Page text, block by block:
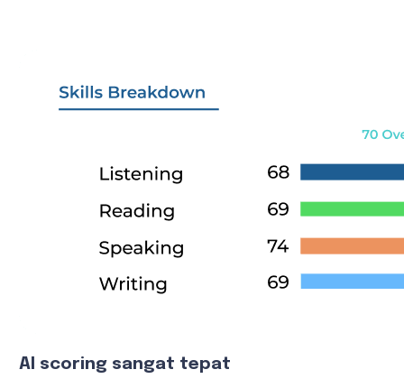
AI scoring sangat tepat